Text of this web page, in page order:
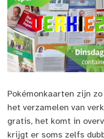
Pokémonkaarten zijn
het verzamelen van
gratis, het komt in
krijgt er soms zelfs